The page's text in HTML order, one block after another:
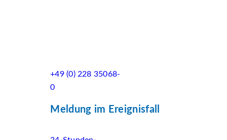
+49 (0) 228 35068-
0
Meldung im Ereignisfall